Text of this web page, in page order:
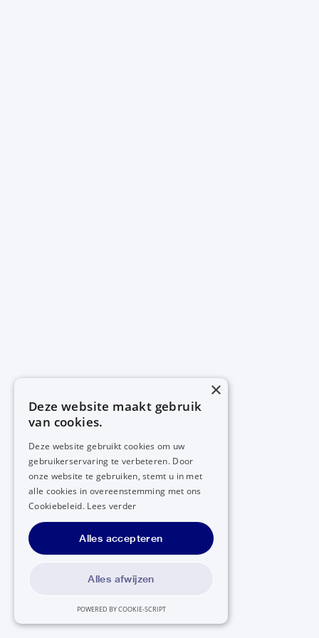
×
Deze website maakt gebruik
van cookies.
Deze website gebruikt cookies om uw
gebruikerservaring te verbeteren. Door
onze website te gebruiken, stemt u in met
alle cookies in overeenstemming met ons
Cookiebeleid. Lees verder
Alles accepteren
Alles afwijzen
POWERED BY COOKIE-SCRIPT